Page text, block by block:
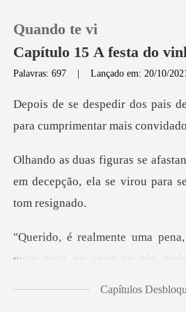
Histórico
Quando te vi
Capítulo 15 A festa do
Palavras: 697 |Lançado em: 20/10/
s
par
em decepção, ela se virou
quão feliz eu seria se ela
Capítulos